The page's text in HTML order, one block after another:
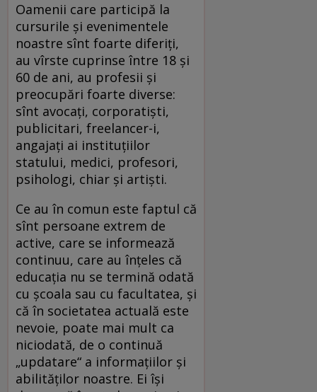
Oamenii care participă la
cursurile și evenimentele
noastre sînt foarte diferiți,
au vîrste cuprinse între 18 și
60 de ani, au profesii și
preocupări foarte diverse:
sînt avocați, corporatiști,
publicitari, freelancer-i,
angajați ai instituțiilor
statului, medici, profesori,
psihologi, chiar și artiști.
Ce au în comun este faptul că
sînt persoane extrem de
active, care se informează
continuu, care au înțeles că
educația nu se termină odată
cu școala sau cu facultatea, și
că în societatea actuală este
nevoie, poate mai mult ca
niciodată, de o continuă
„updatare“ a informațiilor și
abilităților noastre. Ei își